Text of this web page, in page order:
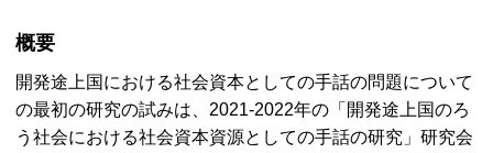
概要
開発途上国における社会資本としての手話の問題について
の最初の研究の試みは、2021‐2022年の「開発途上国のろ
う社会における社会資本資源としての手話の研究」研究会